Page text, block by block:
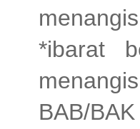
*ibarat
BAB/